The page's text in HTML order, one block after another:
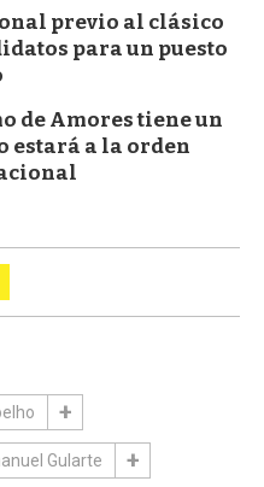
previo al clásico
para un puesto
de Amores tiene un
estará a la orden
Gularte